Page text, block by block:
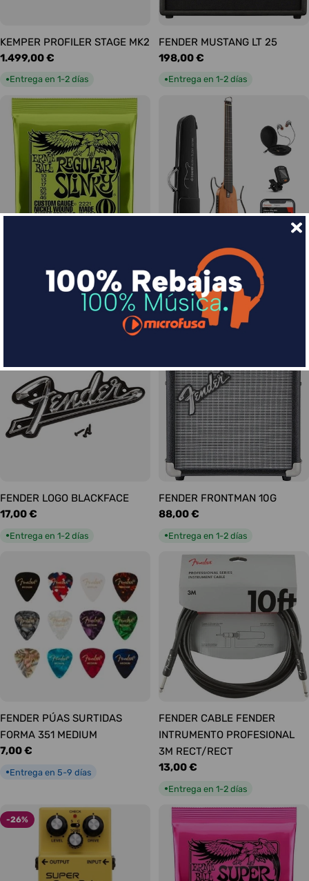
KEMPER PROFILER STAGE MK2
Precio
habitual
1.499,00 €
●Entrega en 1-2 días
FENDER MUSTANG LT 25
Precio
habitual
198,00 €
●Entrega en 1-2 días
Slinky Regular 10-46
DONNER HUSH-I Silent Guitar
Caoba
Precio
habitual
339,00 €
Entrega en 1-2 días
FENDER LOGO BLACKFACE
Precio
17,00 €
●Entrega en 1-2 días
FENDER FRONTMAN 10G
Precio
88,00 €
●Entrega en 1-2 días
FENDER PÚAS SURTIDAS
FORMA 351 MEDIUM
Precio
7,00 €
●Entrega en 5-9 días
FENDER CABLE FENDER
INTRUMENTO PROFESIONAL
3M RECT/RECT
Precio
13,00 €
●Entrega en 1-2 días
-26%